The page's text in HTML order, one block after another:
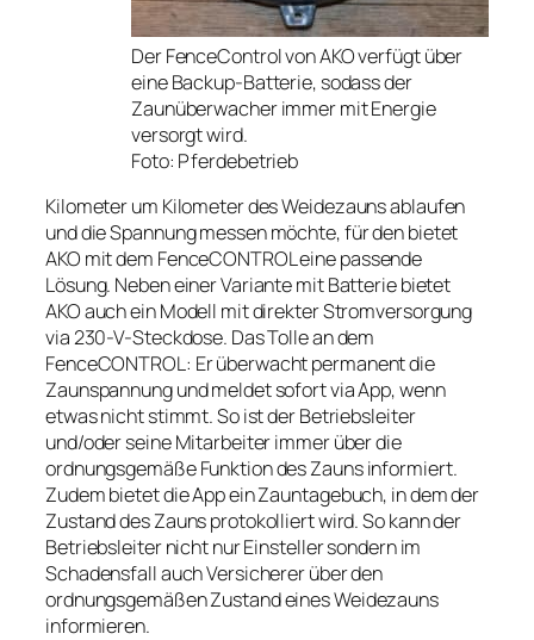
Der FenceControl von AKO verfügt über
eine Backup-Batterie, sodass der
Zaunüberwacher immer mit Energie
versorgt wird.
Foto: Pferdebetrieb
Kilometer um Kilometer des Weidezauns ablaufen
und die Spannung messen möchte, für den bietet
AKO mit dem FenceCONTROL eine passende
Lösung. Neben einer Variante mit Batterie bietet
AKO auch ein Modell mit direkter Stromversorgung
via 230-V-Steckdose. Das Tolle an dem
FenceCONTROL: Er überwacht permanent die
Zaunspannung und meldet sofort via App, wenn
etwas nicht stimmt. So ist der Betriebsleiter
und/oder seine Mitarbeiter immer über die
ordnungsgemäße Funktion des Zauns informiert.
Zudem bietet die App ein Zauntagebuch, in dem der
Zustand des Zauns protokolliert wird. So kann der
Betriebsleiter nicht nur Einsteller sondern im
Schadensfall auch Versicherer über den
ordnungsgemäßen Zustand eines Weidezauns
informieren.